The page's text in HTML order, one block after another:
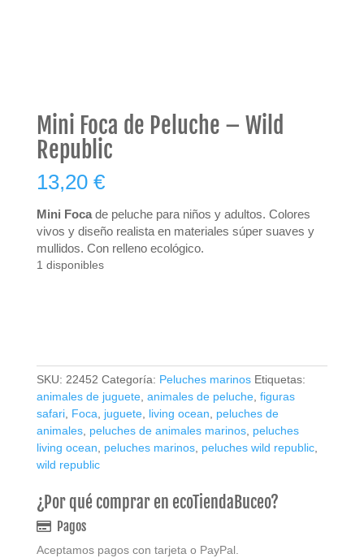
Mini Foca de Peluche – Wild
Republic
13,20 €
Mini Focade peluche para niños y adultos. Colores
vivos y diseño realista en materiales súper suaves y
mullidos. Con relleno ecológico.
1 disponibles
-
Wild
Republic
cantidad
SKU: 22452 Categoría: Peluches marinos Etiquetas:
animales de juguete, animales de peluche, figuras
safari, Foca, juguete, living ocean, peluches de
animales, peluches de animales marinos, peluches
living ocean, peluches marinos, peluches wild republic,
wild republic
¿Por qué comprar en ecoTiendaBuceo?
Pagos
Aceptamos pagos con tarjeta o PayPal.